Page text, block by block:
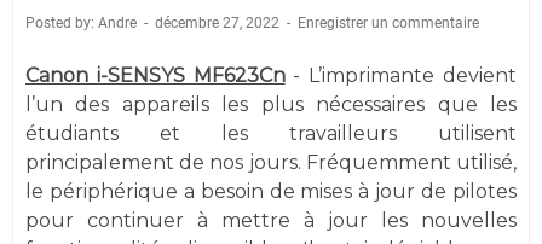
Posted by: Andre décembre 27, 2022 Enregistrer un commentaire
Canon i-SENSYS MF623Cn- L’imprimante devient
l’un des appareils les plus nécessaires que les
étudiants et les travailleurs utilisent
principalement de nos jours. Fréquemment utilisé,
le périphérique a besoin de mises à jour de pilotes
pour continuer à mettre à jour les nouvelles